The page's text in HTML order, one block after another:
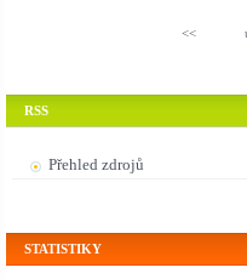
<<
RSS
Přehled zdrojů
STATISTIKY